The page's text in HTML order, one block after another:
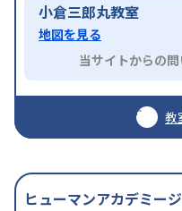
小倉三郎丸教室
地図を見る
当サイトからの
教
ヒューマンアカデミー